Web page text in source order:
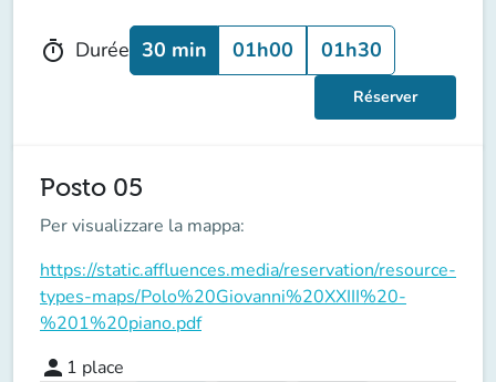
timer Durée 30 min 01h00 01h30
Réserver
Posto 05
Per visualizzare la mappa:
https://static.affluences.media/reservation/resource-
types-maps/Polo%20Giovanni%20XXIII%20-
%201%20piano.pdf
person 1 place